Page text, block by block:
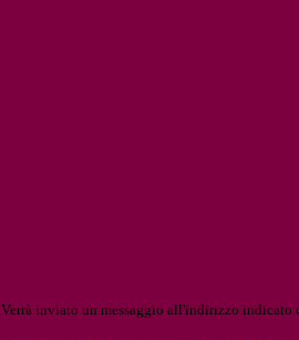
Verrà inviato un messaggio all'indirizzo indicato